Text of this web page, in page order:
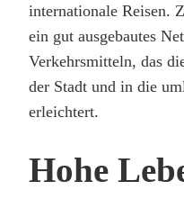
internationale Reisen.
ein gut ausgebautes
Verkehrsmitteln, das
der Stadt und in die
erleichtert.
Hohe